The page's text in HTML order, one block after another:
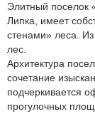
Элитный поселок
Липка, имеет
стенами» леса.
лес.
Архитектура
сочетание
подчеркивается
прогулочных